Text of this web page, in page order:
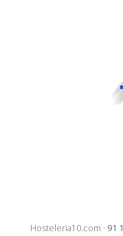
Hosteleria10.com · 91